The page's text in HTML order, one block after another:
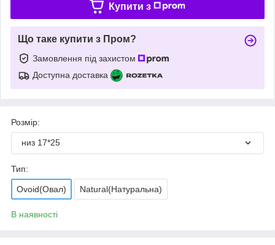
Купити з
Що таке купити з Пром?
Замовлення під захистом
Доступна доставка
Розмір:
низ 17*25
Тип:
Ovoid(Овал) Natural(Натуральна)
В наявності